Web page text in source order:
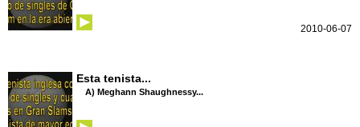
2010-06-07
Esta tenista...
A) Meghann Shaughnessy...